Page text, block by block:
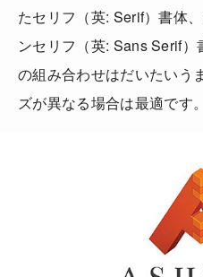
たセリフ（英: Serif）書体
ンセリフ（英: Sans Serif
の組み合わせはだいたいう
ズが異なる場合は最適です。